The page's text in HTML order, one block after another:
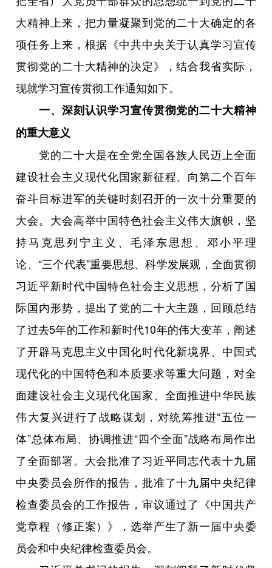
大精神上来，把力量凝聚到党的二十大确定的各
项任务上来，根据《中共中央关于认真学习宣传
贯彻党的二十大精神的决定》，结合我省实际，
现就学习宣传贯彻工作通知如下。
一、深刻认识学习宣传贯彻党的二十大精神
的重大意义
党的二十大是在全党全国各族人民迈上全面
建设社会主义现代化国家新征程、向第二个百年
奋斗目标进军的关键时刻召开的一次十分重要的
大会。大会高举中国特色社会主义伟大旗帜，坚
持马克思列宁主义、毛泽东思想、邓小平理
论、“三个代表”重要思想、科学发展观，全面贯彻
习近平新时代中国特色社会主义思想，分析了国
际国内形势，提出了党的二十大主题，回顾总结
了过去5年的工作和新时代10年的伟大变革，阐述
了开辟马克思主义中国化时代化新境界、中国式
现代化的中国特色和本质要求等重大问题，对全
面建设社会主义现代化国家、全面推进中华民族
伟大复兴进行了战略谋划，对统筹推进“五位一
体”总体布局、协调推进“四个全面”战略布局作出
了全面部署。大会批准了习近平同志代表十九届
中央委员会所作的报告，批准了十九届中央纪律
检查委员会的工作报告，审议通过了《中国共产
党章程（修正案）》，选举产生了新一届中央委
员会和中央纪律检查委员会。